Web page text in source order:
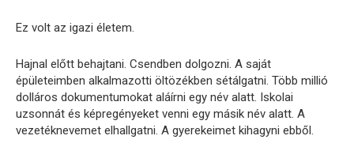
Ez volt az igazi életem.
Hajnal előtt behajtani. Csendben dolgozni. A saját
épületeimben alkalmazotti öltözékben sétálgatni. Több millió
dolláros dokumentumokat aláírni egy név alatt. Iskolai
uzsonnát és képregényeket venni egy másik név alatt. A
vezetéknevemet elhallgatni. A gyerekeimet kihagyni ebből.